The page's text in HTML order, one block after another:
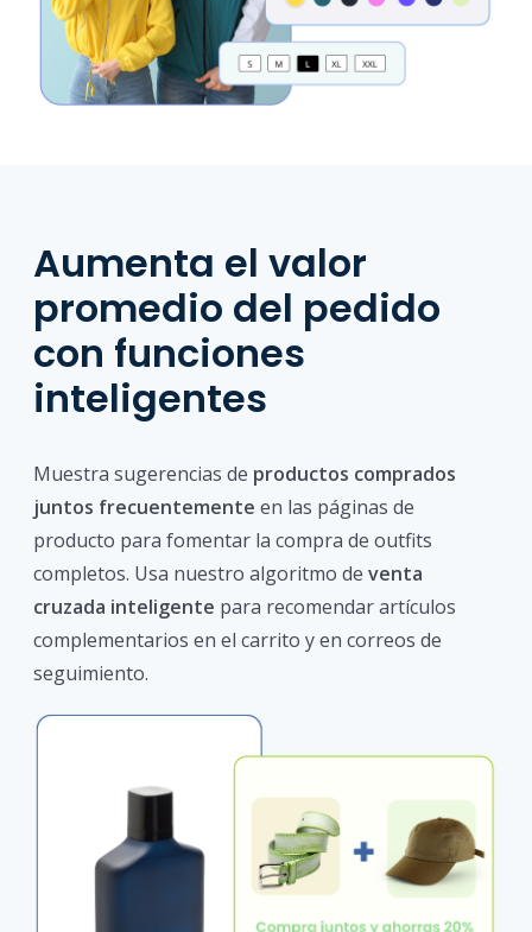
Aumenta el valor
promedio del pedido
con funciones
inteligentes
Muestra sugerencias de productos comprados
juntos frecuentemente en las páginas de
producto para fomentar la compra de outfits
completos. Usa nuestro algoritmo de venta
cruzada inteligente para recomendar artículos
complementarios en el carrito y en correos de
seguimiento.